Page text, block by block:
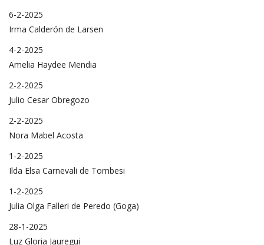
6-2-2025
Irma Calderón de Larsen
4-2-2025
Amelia Haydee Mendia
2-2-2025
Julio Cesar Obregozo
2-2-2025
Nora Mabel Acosta
1-2-2025
Ilda Elsa Carnevali de Tombesi
1-2-2025
Julia Olga Falleri de Peredo (Goga)
28-1-2025
Luz Gloria Jauregui